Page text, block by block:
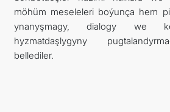
möhüm meseleleri boýunça hem
ynanyşmagy, dialogy we
hyzmatdaşlygyny
bellediler.